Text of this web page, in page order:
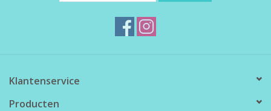
Klantenservice
Producten